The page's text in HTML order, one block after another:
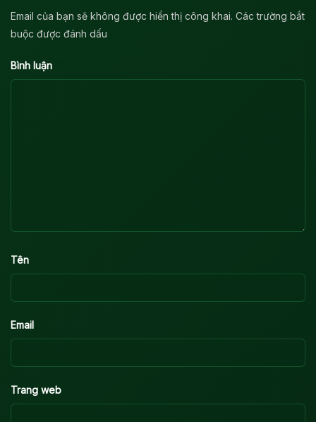
Email của bạn sẽ không được hiển thị công khai. Các trường bắt
buộc được đánh dấu
Bình luận
Tên
Email
Trang web